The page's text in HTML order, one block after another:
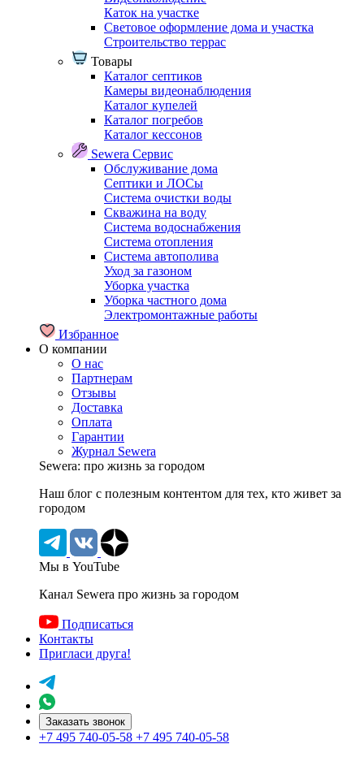
Каток на участке
Световое оформление дома и участка
Строительство террас
Товары
Каталог септиков
Камеры видеонаблюдения
Каталог купелей
Каталог погребов
Каталог кессонов
Sewera Сервис
Обслуживание дома
Септики и ЛОСы
Система очистки воды
Скважина на воду
Система водоснабжения
Система отопления
Система автополива
Уход за газоном
Уборка участка
Уборка частного дома
Электромонтажные работы
Избранное
О компании
О нас
Партнерам
Отзывы
Доставка
Оплата
Гарантии
Журнал Sewera
Sewera: про жизнь за городом
Наш блог c полезным контентом для тех, кто живет за
городом
Мы в YouTube
Канал Sewera про жизнь за городом
Подписаться
Контакты
Пригласи друга!
Заказать звонок
+7 495 740-05-58 +7 495 740-05-58